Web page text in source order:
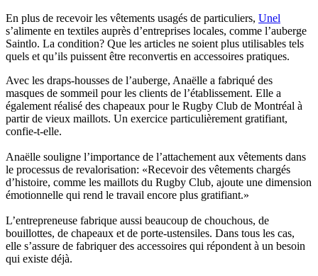
En plus de recevoir les vêtements usagés de particuliers, Unel
s’alimente en textiles auprès d’entreprises locales, comme l’auberge
Saintlo. La condition? Que les articles ne soient plus utilisables tels
quels et qu’ils puissent être reconvertis en accessoires pratiques.
Avec les draps-housses de l’auberge, Anaëlle a fabriqué des
masques de sommeil pour les clients de l’établissement. Elle a
également réalisé des chapeaux pour le Rugby Club de Montréal à
partir de vieux maillots. Un exercice particulièrement gratifiant,
confie-t-elle.
Anaëlle souligne l’importance de l’attachement aux vêtements dans
le processus de revalorisation: «Recevoir des vêtements chargés
d’histoire, comme les maillots du Rugby Club, ajoute une dimension
émotionnelle qui rend le travail encore plus gratifiant.»
L’entrepreneuse fabrique aussi beaucoup de chouchous, de
bouillottes, de chapeaux et de porte-ustensiles. Dans tous les cas,
elle s’assure de fabriquer des accessoires qui répondent à un besoin
qui existe déjà.